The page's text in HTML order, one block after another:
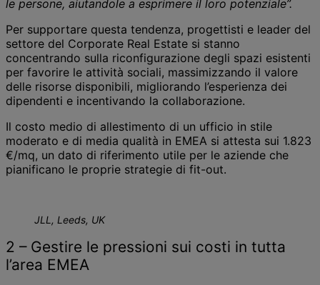
le persone, aiutandole a esprimere il loro potenziale”.
Per supportare questa tendenza, progettisti e leader del
settore del Corporate Real Estate si stanno
concentrando sulla riconfigurazione degli spazi esistenti
per favorire le attività sociali, massimizzando il valore
delle risorse disponibili, migliorando l’esperienza dei
dipendenti e incentivando la collaborazione.
Il costo medio di allestimento di un ufficio in stile
moderato e di media qualità in EMEA si attesta sui 1.823
€/mq, un dato di riferimento utile per le aziende che
pianificano le proprie strategie di fit-out.
JLL, Leeds, UK
2 – Gestire le pressioni sui costi in tutta
l’area EMEA